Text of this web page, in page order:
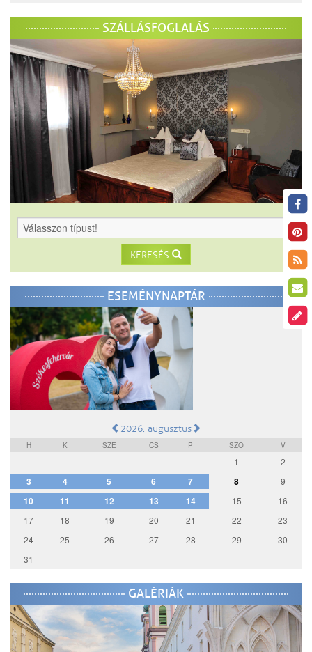
SZÁLLÁSFOGLALÁS
KERESÉS
ESEMÉNYNAPTÁR
2026. augusztus
H K SZE CS P SZO V
1 2
3 4 5 6 7 8 9
10 11 12 13 14 15
16
17
18 19 20 21 22
23
24
25 26 27 28 29
30
31
GALÉRIÁK